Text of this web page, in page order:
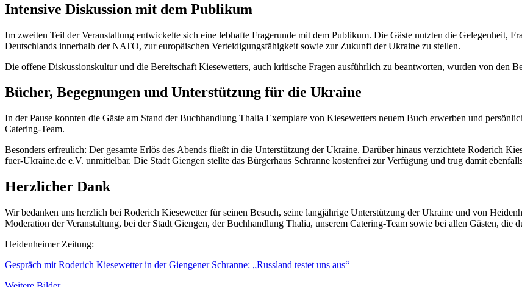
Intensive Diskussion mit dem Publikum
Im zweiten Teil der Veranstaltung entwickelte sich eine lebhafte Fragerunde mit dem Publikum. Die Gäste nutzten die Gelegenheit,
Deutschlands innerhalb der NATO, zur europäischen Verteidigungsfähigkeit sowie zur Zukunft der Ukraine zu stellen.
Die offene Diskussionskultur und die Bereitschaft Kiesewetters, auch kritische Fragen ausführlich zu beantworten, wurden von den
Bücher, Begegnungen und Unterstützung für die Ukraine
In der Pause konnten die Gäste am Stand der Buchhandlung Thalia Exemplare von Kiesewetters neuem Buch erwerben und
Catering-Team.
Besonders erfreulich: Der gesamte Erlös des Abends fließt in die Unterstützung der Ukraine. Darüber hinaus verzichtete Roderich
fuer-Ukraine.de e.V. unmittelbar. Die Stadt Giengen stellte das Bürgerhaus Schranne kostenfrei zur Verfügung und trug damit
Herzlicher Dank
Wir bedanken uns herzlich bei Roderich Kiesewetter für seinen Besuch, seine langjährige Unterstützung der Ukraine und von
Moderation der Veranstaltung, bei der Stadt Giengen, der Buchhandlung Thalia, unserem Catering-Team sowie bei allen Gästen, die
Heidenheimer Zeitung:
Gespräch mit Roderich Kiesewetter in der Giengener Schranne: „Russland testet uns aus“